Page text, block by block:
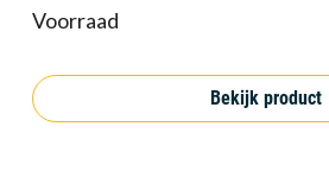
Voorraad
Bekijk product